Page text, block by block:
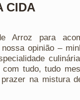
CIDA
para
opinião –
tudo, tudo
na mistura